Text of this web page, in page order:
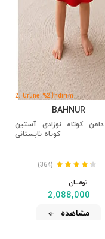
2. Ürüne %2 İndirim
BAHNUR
کوتاه نوزادی آستین
کوتاه تابستانی
(364)
تومــــــان
2,088,000
مشاهده